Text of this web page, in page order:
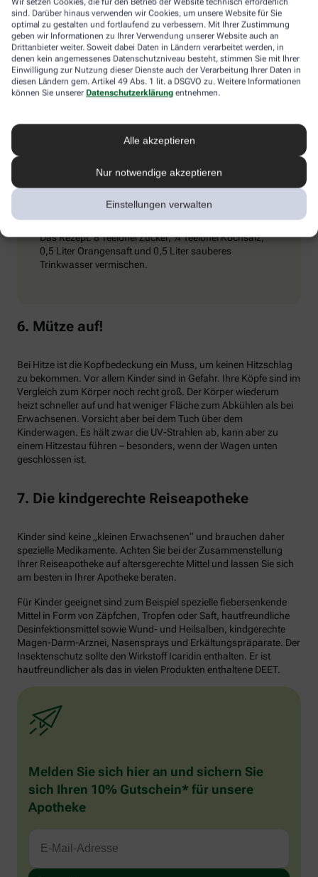
sind. Darüber hinaus verwenden wir Cookies, um unsere Website für Sie
optimal zu gestalten und fortlaufend zu verbessern. Mit Ihrer Zustimmung
geben wir Informationen zu Ihrer Verwendung unserer Website auch an
Drittanbieter weiter. Soweit dabei Daten in Ländern verarbeitet werden, in
denen kein angemessenes Datenschutzniveau besteht, stimmen Sie mit Ihrer
Einwilligung zur Nutzung dieser Dienste auch der Verarbeitung Ihrer Daten in
diesen Ländern gem. Artikel 49 Abs. 1 lit. a DSGVO zu. Weitere Informationen
können Sie unserer Datenschutzerklärung entnehmen.
Alle akzeptieren
Nur notwendige akzeptieren
Einstellungen verwalten
Umschlägen) und ihn dazu zu bewegen, kaltes Mineralwasser zu
trinken. Achtung: Schmerzmittel sind tabu – sie können den
Zustand verschlimmern.
Extra-Tipp
dass vermehrt Elektrolyte (Mineralstoffe) aus dem
Durchfall vor. Wichtig ist es dann, seinen
Elektrolythaushalt aufzubessern. Eine entsprechende
„Elektrolyt-Lösung“ kann man in Apotheken kaufen,
aber auch selbst zubereiten.
Das Rezept: 8 Teelöffel Zucker, ¾ Teelöffel Kochsalz,
0,5 Liter Orangensaft und 0,5 Liter sauberes
Trinkwasser vermischen.
6. Mütze auf!
Bei Hitze ist die Kopfbedeckung ein Muss, um keinen Hitzschlag
zu bekommen. Vor allem Kinder sind in Gefahr. Ihre Köpfe sind im
Vergleich zum Körper noch recht groß. Der Körper wiederum
heizt schneller auf und hat weniger Fläche zum Abkühlen als bei
Erwachsenen. Vorsicht aber bei dem Tuch über dem
Kinderwagen. Es hält zwar die UV-Strahlen ab, kann aber zu
einem Hitzestau führen – besonders, wenn der Wagen unten
geschlossen ist.
7. Die kindgerechte Reiseapotheke
Kinder sind keine „kleinen Erwachsenen“ und brauchen daher
spezielle Medikamente. Achten Sie bei der Zusammenstellung
Ihrer Reiseapotheke auf altersgerechte Mittel und lassen Sie sich
am besten in Ihrer Apotheke beraten.
Für Kinder geeignet sind zum Beispiel spezielle fiebersenkende
Mittel in Form von Zäpfchen, Tropfen oder Saft, hautfreundliche
Desinfektionsmittel sowie Wund- und Heilsalben, kindgerechte
Magen-Darm-Arznei, Nasensprays und Erkältungspräparate. Der
Insektenschutz sollte den Wirkstoff Icaridin enthalten. Er ist
hautfreundlicher als das in vielen Produkten enthaltene DEET.
Melden Sie sich hier an und sichern Sie
sich Ihren 10% Gutschein* für unsere
Apotheke